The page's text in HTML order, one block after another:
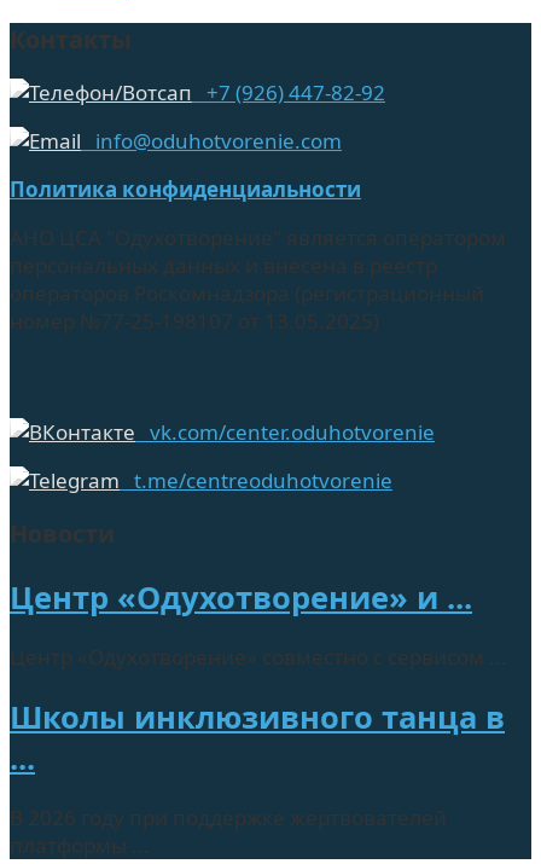
Контакты
+7 (926) 447-82-92
info@oduhotvorenie.com
Политика конфиденциальности
АНО ЦСА "Одухотворение" является оператором
персональных данных и внесена в реестр
операторов Роскомнадзора (регистрационный
номер №77-25-198107 от 13.05.2025)
vk.com/center.oduhotvorenie
t.me/centreoduhotvorenie
Новости
Центр «Одухотворение» и ...
Центр «Одухотворение» совместно с сервисом ...
Школы инклюзивного танца в
...
В 2026 году при поддержке жертвователей
платформы ...